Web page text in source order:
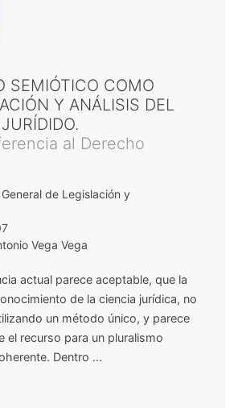
SEMIÓTICO COMO
Y ANÁLISIS DEL
al Derecho
de Legislación y
Vega Vega
actual parece aceptable, que la
de la ciencia jurídica, no
un método único, y parece
el recurso para un pluralismo
Dentro ...